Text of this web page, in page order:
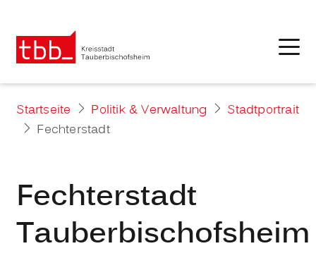
Startseite Politik & Verwaltung
Stadtportrait
Fechterstadt
Fechterstadt
Tauberbischofsheim